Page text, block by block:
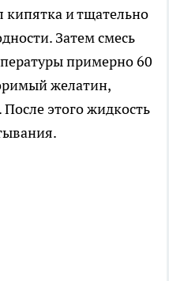
кипятка и тщательно
Затем смесь
примерно 60
желатин,
этого жидкость